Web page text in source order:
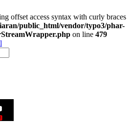
offset access syntax with curly braces
public_html/vendor/typo3/phar-
on line 479